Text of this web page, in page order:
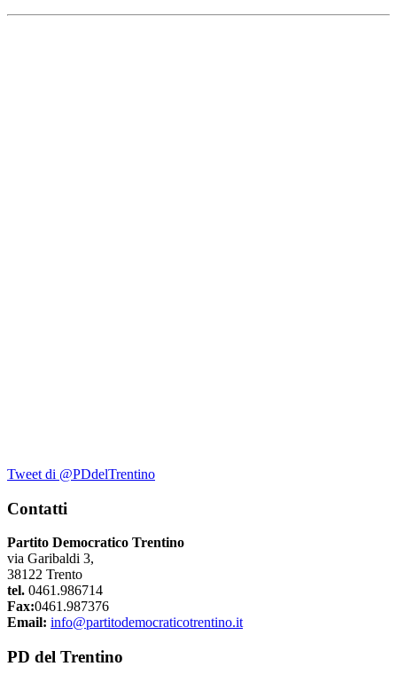
Tweet di @PDdelTrentino
Contatti
Partito Democratico Trentino
via Garibaldi 3,
38122 Trento
tel. 0461.986714
Fax:0461.987376
Email: info@partitodemocraticotrentino.it
PD del Trentino